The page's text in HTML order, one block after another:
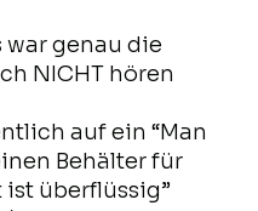
war genau die
NICHT hören
auf ein “Man
Behälter für
ist überflüssig”